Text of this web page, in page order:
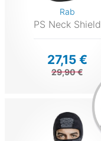
Rab
PS Neck Shield
27,15 €
29,90 €